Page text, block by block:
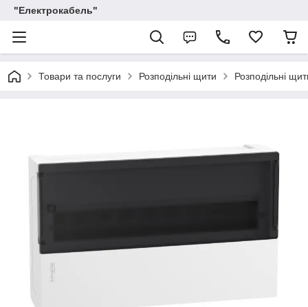
"Електрокабель"
Товари та послуги Розподільні щити Розподільні